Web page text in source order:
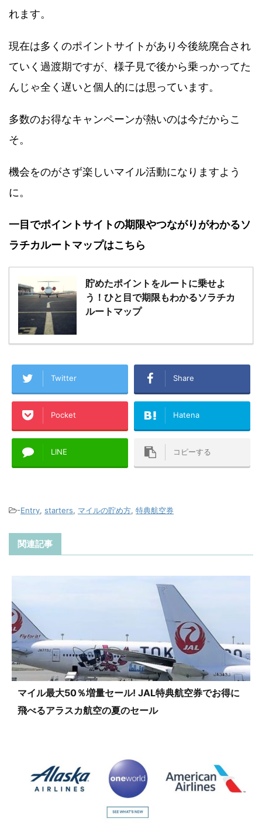
れます。
現在は多くのポイントサイトがあり今後統廃合され
ていく過渡期ですが、様子見で後から乗っかってた
んじゃ全く遅いと個人的には思っています。
多数のお得なキャンペーンが熱いのは今だからこ
そ。
機会をのがさず楽しいマイル活動になりますよう
に。
一目でポイントサイトの期限やつながりがわかるソ
ラチカルートマップはこちら
貯めたポイントをルートに乗せよ
う！ひと目で期限もわかるソラチカ
ルートマップ
Twitter Share
Pocket Hatena
LINE コピーする
-Entry, starters, マイルの貯め方, 特典航空券
関連記事
マイル最大50％増量セール! JAL特典航空券でお得に
飛べるアラスカ航空の夏のセール